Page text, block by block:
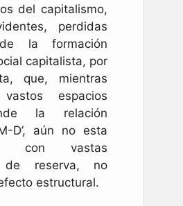
del capitalismo,
perdidas
la formación
capitalista, por
que, mientras
espacios
la relación
D’, aún no esta
con vastas
de reserva, no
estructural.